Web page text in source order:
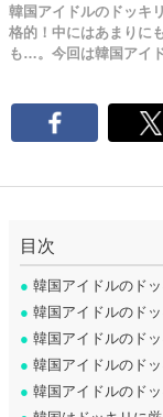
韓国アイドルのドッキ
格的！中にはあまりに
も…。今回は韓国アイ
目次
● 韓国アイドルのド
● 韓国アイドルのド
● 韓国アイドルのド
● 韓国アイドルのド
● 韓国アイドルのド